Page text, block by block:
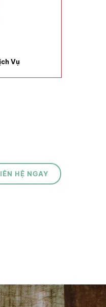
Vụ
HỆ NGAY